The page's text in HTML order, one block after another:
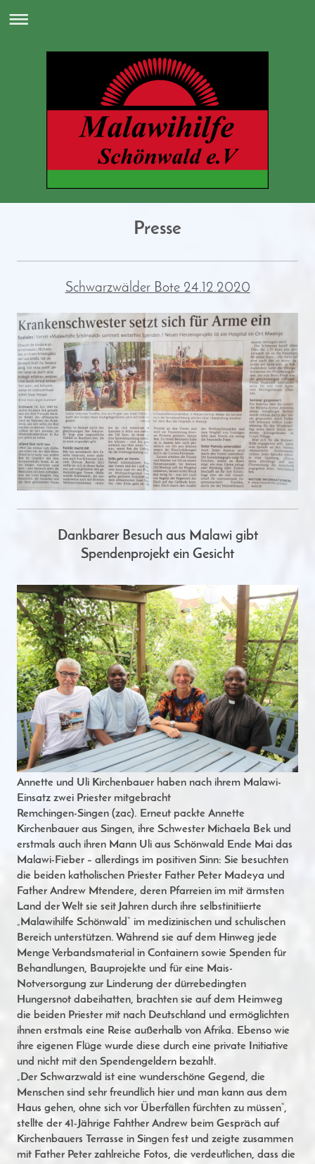
Presse
Schwarzwälder Bote 24.12.2020
Dankbarer Besuch aus Malawi gibt
Spendenprojekt ein Gesicht
Annette und Uli Kirchenbauer haben nach ihrem Malawi-
Einsatz zwei Priester mitgebracht
Remchingen-Singen (zac). Erneut packte Annette
Kirchenbauer aus Singen, ihre Schwester Michaela Bek und
erstmals auch ihren Mann Uli aus Schönwald Ende Mai das
Malawi-Fieber – allerdings im positiven Sinn: Sie besuchten
die beiden katholischen Priester Father Peter Madeya und
Father Andrew Mtendere, deren Pfarreien im mit ärmsten
Land der Welt sie seit Jahren durch ihre selbstinitiierte
„Malawihilfe Schönwald“ im medizinischen und schulischen
Bereich unterstützen. Während sie auf dem Hinweg jede
Menge Verbandsmaterial in Containern sowie Spenden für
Behandlungen, Bauprojekte und für eine Mais-
Notversorgung zur Linderung der dürrebedingten
Hungersnot dabeihatten, brachten sie auf dem Heimweg
die beiden Priester mit nach Deutschland und ermöglichten
ihnen erstmals eine Reise außerhalb von Afrika. Ebenso wie
ihre eigenen Flüge wurde diese durch eine private Initiative
und nicht mit den Spendengeldern bezahlt.
„Der Schwarzwald ist eine wunderschöne Gegend, die
Menschen sind sehr freundlich hier und man kann aus dem
Haus gehen, ohne sich vor Überfällen fürchten zu müssen“,
stellte der 41-Jährige Fahther Andrew beim Gespräch auf
Kirchenbauers Terrasse in Singen fest und zeigte zusammen
mit Father Peter zahlreiche Fotos, die verdeutlichen, dass die